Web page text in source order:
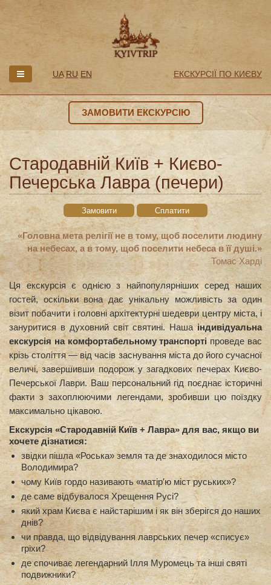
UA RU EN ЕКСКУРСІЇ ПО КИЄВУ
ЗАМОВИТИ ЕКСКУРСІЮ
Стародавній Київ + Києво-
Печерська Лавра (печери)
Замовити Сплатити
«Головна мета релігії не в тому, щоб поселити людину
на небесах, а в тому, щоб поселити небеса в її душі.»
Томас Харді
Ця екскурсія є однією з найпопулярніших серед наших
гостей, оскільки вона дає унікальну можливість за один
візит побачити і головні архітектурні шедеври центру міста, і
зануритися в духовний світ святині. Нашаіндивідуальна
екскурсія на комфортабельному транспорті проведе вас
крізь століття — від часів заснування міста до його сучасної
величі, завершивши подорож у загадкових печерах Києво-
Печерської Лаври. Ваш персональний гід поєднає історичні
факти з захоплюючими легендами, зробивши цю поїздку
максимально цікавою.
Екскурсія «Стародавній Київ + Лавра» для вас, якщо ви
хочете дізнатися:
звідки пішла «Роська» земля та де знаходилося місто
Володимира?
чому Київ гордо називають «матір′ю міст руських»?
де саме відбувалося Хрещення Русі?
який храм Києва є найстарішим і як він зберігся до наших
днів?
чи правда, що відвідування лаврських печер «списує»
гріхи?
де спочиває легендарний Ілля Муромець та інші святі
подвижники?